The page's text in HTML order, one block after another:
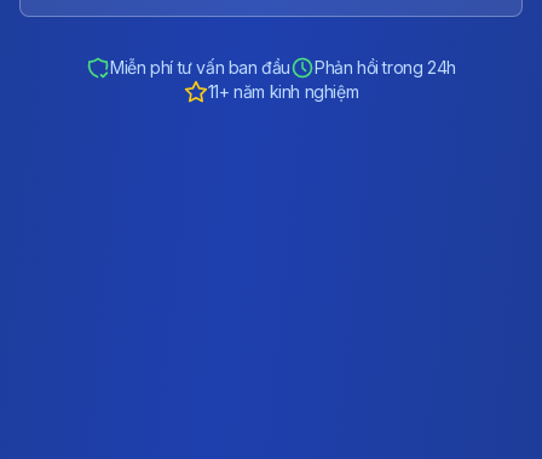
Miễn phí tư vấn ban đầu
Phản hồi trong 24h
11+ năm kinh nghiệm